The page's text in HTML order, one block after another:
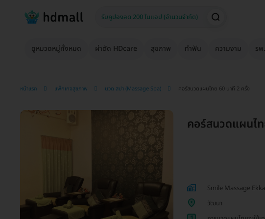
ดูหมวดหมู่ทั้งหมด ผ่าตัด HDcare สุขภาพ ทำฟัน ความงาม ร
หน้าแรก แพ็กเกจสุขภาพ นวด สปา (Massage Spa) คอร์สนวดแผนไทย 60 นาที 2 ครั้ง
คอร์สนวดแผนไ
Smile Massage
วัฒนา